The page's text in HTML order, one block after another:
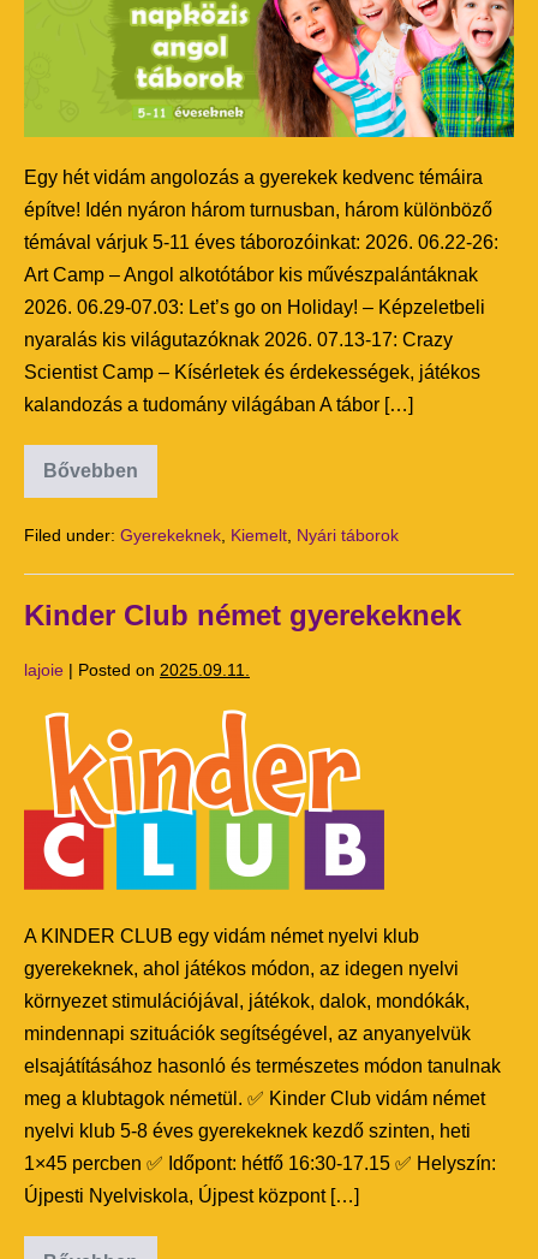
Egy hét vidám angolozás a gyerekek kedvenc témáira
építve! Idén nyáron három turnusban, három különböző
témával várjuk 5-11 éves táborozóinkat: 2026. 06.22-26:
Art Camp – Angol alkotótábor kis művészpalántáknak
2026. 06.29-07.03: Let’s go on Holiday! – Képzeletbeli
nyaralás kis világutazóknak 2026. 07.13-17: Crazy
Scientist Camp – Kísérletek és érdekességek, játékos
kalandozás a tudomány világában A tábor […]
Bővebben
Filed under: Gyerekeknek, Kiemelt, Nyári táborok
Kinder Club német gyerekeknek
lajoie | Posted on 2025.09.11.
A KINDER CLUB egy vidám német nyelvi klub
gyerekeknek, ahol játékos módon, az idegen nyelvi
környezet stimulációjával, játékok, dalok, mondókák,
mindennapi szituációk segítségével, az anyanyelvük
elsajátításához hasonló és természetes módon tanulnak
meg a klubtagok németül. ✅ Kinder Club vidám német
nyelvi klub 5-8 éves gyerekeknek kezdő szinten, heti
1×45 percben ✅ Időpont: hétfő 16:30-17.15 ✅ Helyszín:
Újpesti Nyelviskola, Újpest központ […]